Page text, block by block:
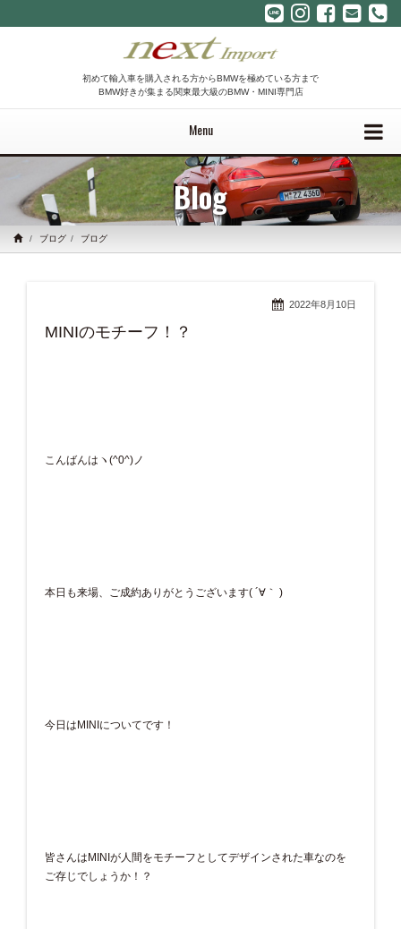
初めて輸入車を購入される方からBMWを極めている方まで
BMW好きが集まる関東最大級のBMW・MINI専門店
Menu
Blog
ブログ ブログ
2022年8月10日
MINIのモチーフ！？
こんばんはヽ(^0^)ノ
本日も来場、ご成約ありがとうございます( ´∀｀ )
今日はMINIについてです！
皆さんはMINIが人間をモチーフとしてデザインされた車なのを
ご存じでしょうか！？